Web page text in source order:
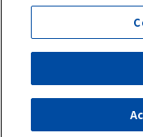
会場マップ
出展社情報
セミナー・シン
All Right Reserved.